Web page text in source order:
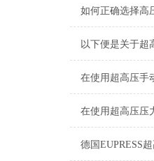
如何正确选择高
德国EUPRESS